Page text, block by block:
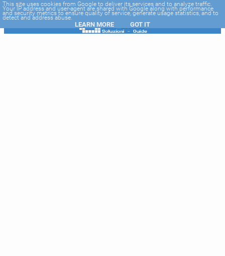
-->
This site uses cookies from Google to deliver its services and to analyze traffic.
Your IP address and user-agent are shared with Google along with performance
and security metrics to ensure quality of service, generate usage statistics, and to
detect and address abuse.
LEARN MORE GOT IT